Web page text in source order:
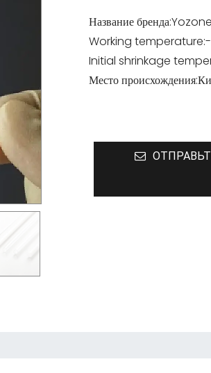
Название бренда:
Working temperature:
Initial shrinkage
Место происхождения: